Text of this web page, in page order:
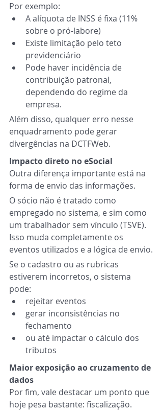
Por exemplo:
A alíquota de INSS é fixa (11%
sobre o pró-labore)
Existe limitação pelo teto
previdenciário
Pode haver incidência de
contribuição patronal,
dependendo do regime da
empresa.
Além disso, qualquer erro nesse
enquadramento pode gerar
divergências na DCTFWeb.
Impacto direto no eSocial
Outra diferença importante está na
forma de envio das informações.
O sócio não é tratado como
empregado no sistema, e sim como
um trabalhador sem vínculo (TSVE).
Isso muda completamente os
eventos utilizados e a lógica de envio.
Se o cadastro ou as rubricas
estiverem incorretos, o sistema
pode:
rejeitar eventos
gerar inconsistências no
fechamento
ou até impactar o cálculo dos
tributos
Maior exposição ao cruzamento de
dados
Por fim, vale destacar um ponto que
hoje pesa bastante: fiscalização.